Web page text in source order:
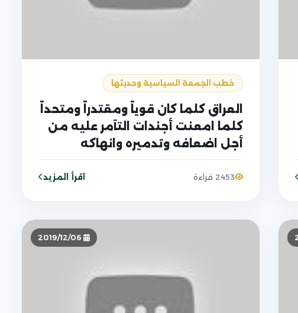
خطب الجمعة السياسية وحديثها
العراق كلما كان قوياً ومقتدراً ومتحداً
كلما امعنت أجندات التآمر عليه من
أجل اضعافه وتدميره وانهاكه
2453 قراءة اقرأ المزيد